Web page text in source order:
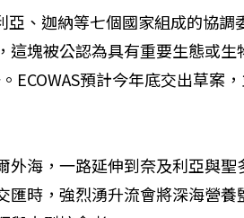
亞、迦納等七個國家組成的協調
這塊被公認為具有重要生態或生
ECOWAS預計今年底交出草案
海，一路延伸到奈及利亞與聖
時，強烈湧升流會將深海營養